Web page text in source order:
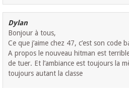
Dylan
Bonjour à tous,
Ce que j’aime chez 47, c’est son code
A propos le nouveau hitman est
de tuer. Et l’ambiance est toujours la
toujours autant la classe